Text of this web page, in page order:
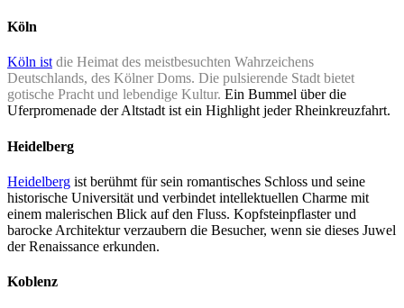
Köln
Köln ist die Heimat des meistbesuchten Wahrzeichens
Deutschlands, des Kölner Doms. Die pulsierende Stadt bietet
gotische Pracht und lebendige Kultur. Ein Bummel über die
Uferpromenade der Altstadt ist ein Highlight jeder Rheinkreuzfahrt.
Heidelberg
Heidelberg ist berühmt für sein romantisches Schloss und seine
historische Universität und verbindet intellektuellen Charme mit
einem malerischen Blick auf den Fluss. Kopfsteinpflaster und
barocke Architektur verzaubern die Besucher, wenn sie dieses Juwel
der Renaissance erkunden.
Koblenz